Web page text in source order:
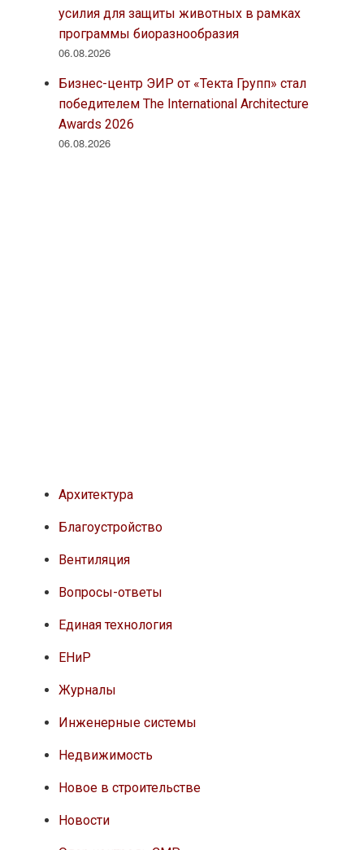
усилия для защиты животных в рамках
программы биоразнообразия
06.08.2026
Бизнес-центр ЭИР от «Текта Групп» стал
победителем The International Architecture
Awards 2026
06.08.2026
Архитектура
Благоустройство
Вентиляция
Вопросы-ответы
Единая технология
ЕНиР
Журналы
Инженерные системы
Недвижимость
Новое в строительстве
Новости